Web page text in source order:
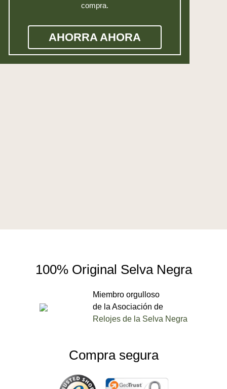
compra.
AHORRA AHORA
100% Original Selva Negra
Miembro orgulloso
de la Asociación de
Relojes de la Selva Negra
Compra segura